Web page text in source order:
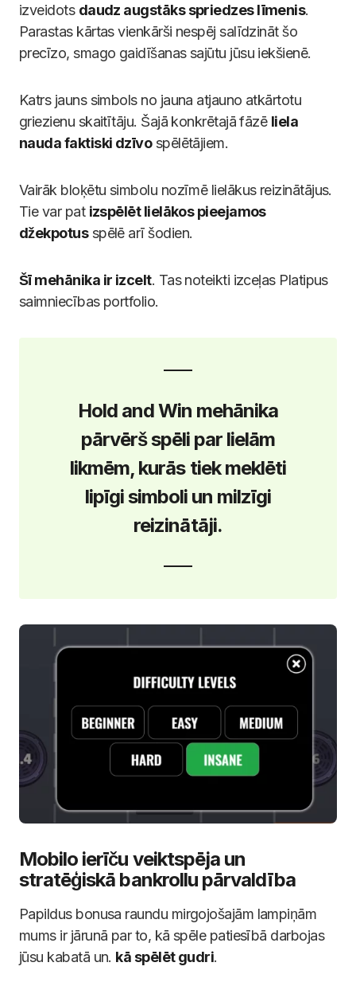
izveidots daudz augstāks spriedzes līmenis.
Parastas kārtas vienkārši nespēj salīdzināt šo
precīzo, smago gaidīšanas sajūtu jūsu iekšienē.
Katrs jauns simbols no jauna atjauno atkārtotu
griezienu skaitītāju. Šajā konkrētajā fāzē liela
nauda faktiski dzīvospēlētājiem.
Vairāk bloķētu simbolu nozīmē lielākus reizinātājus.
Tie var pat izspēlēt lielākos pieejamos
džekpotusspēlē arī šodien.
Šī mehānika ir izcelt. Tas noteikti izceļas Platipus
saimniecības portfolio.
Hold and Win mehānika
pārvērš spēli par lielām
likmēm, kurās tiek meklēti
lipīgi simboli un milzīgi
reizinātāji.
Mobilo ierīču veiktspēja un
stratēģiskā bankrollu pārvaldība
Papildus bonusa raundu mirgojošajām lampiņām
mums ir jārunā par to, kā spēle patiesībā darbojas
jūsu kabatā un. kā spēlēt gudri.